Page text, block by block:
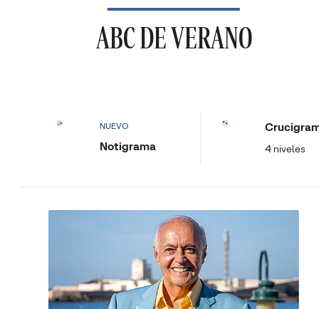
ABC DE VERANO
NUEVO
Notigrama 4 niveles